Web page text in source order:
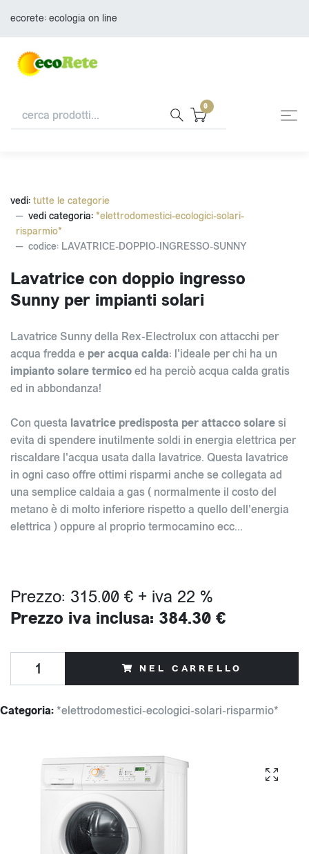
ecorete: ecologia on line
0
vedi: tutte le categorie
vedi categoria: *elettrodomestici-ecologici-solari-
risparmio*
codice: LAVATRICE-DOPPIO-INGRESSO-SUNNY
Lavatrice con doppio ingresso
Sunny per impianti solari
Lavatrice Sunny della Rex-Electrolux con attacchi per
acqua fredda e per acqua calda: l'ideale per chi ha un
impianto solare termicoed ha perciò acqua calda gratis
ed in abbondanza!
Con questa lavatrice predisposta per attacco solaresi
evita di spendere inutilmente soldi in energia elettrica per
riscaldare l'acqua usata dalla lavatrice. Questa lavatrice
in ogni caso offre ottimi risparmi anche se collegata ad
una semplice caldaia a gas ( normalmente il costo del
metano è di molto inferiore rispetto a quello dell'energia
elettrica ) oppure al proprio termocamino ecc...
Prezzo: 315.00 € + iva 22 %
Prezzo iva inclusa: 384.30 €
NEL CARRELLO
Categoria: *elettrodomestici-ecologici-solari-risparmio*